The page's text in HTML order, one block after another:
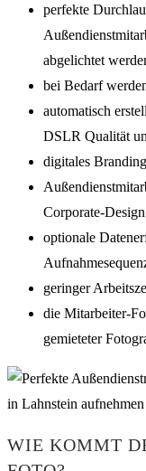
perfekte
abgelichtet
bei Bedarf
automatisch
DSLR Qualität
digitales
Corporate-Design
optionale
geringer
die Mitarbeiter-
gemieteter
WIE KOMMT